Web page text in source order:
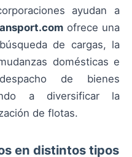
ayudan a
ofrece una
de cargas, la
domésticas e
de bienes
a diversificar la
de flotas.
en distintos tipos